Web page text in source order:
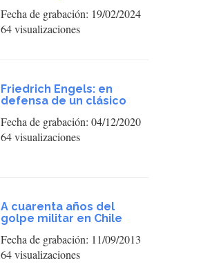
Fecha de grabación: 19/02/2024
64 visualizaciones
Friedrich Engels: en
defensa de un clásico
Fecha de grabación: 04/12/2020
64 visualizaciones
A cuarenta años del
golpe militar en Chile
Fecha de grabación: 11/09/2013
64 visualizaciones